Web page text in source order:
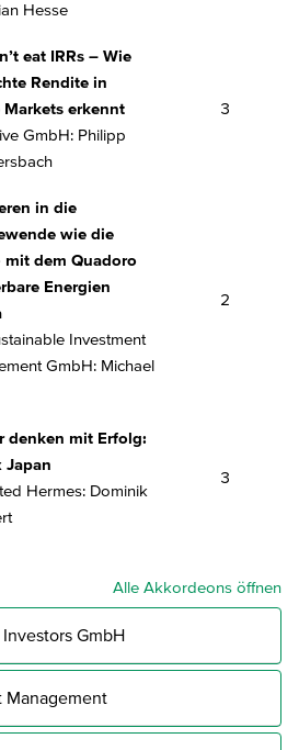
Hesse
eat IRRs – Wie
Rendite in
Markets erkennt
GmbH: Philipp
3
in die
wie die
mit dem Quadoro
Energien
Investment
GmbH: Michael
2
denken mit Erfolg:
Japan
Hermes: Dominik
3
Alle Akkordeons öffnen
GmbH
aus Vermögen:
glücklich. Jeden
Management